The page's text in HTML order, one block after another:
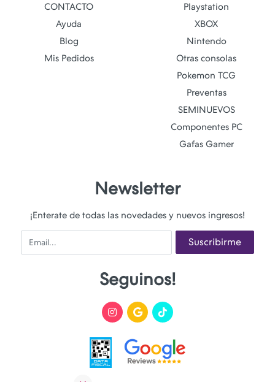
CONTACTO
Ayuda
Blog
Mis Pedidos
Playstation
XBOX
Nintendo
Otras consolas
Pokemon TCG
Preventas
SEMINUEVOS
Componentes PC
Gafas Gamer
Newsletter
¡Enterate de todas las novedades y nuevos ingresos!
Email Suscribirme
Seguinos!